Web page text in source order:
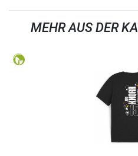
MEHR AUS DER